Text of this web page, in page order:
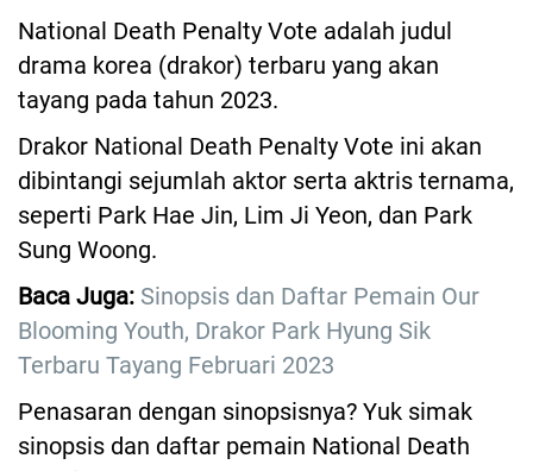
National Death Penalty Vote adalah judul
drama korea (drakor) terbaru yang akan
tayang pada tahun 2023.
Drakor National Death Penalty Vote ini akan
dibintangi sejumlah aktor serta aktris ternama,
seperti Park Hae Jin, Lim Ji Yeon, dan Park
Sung Woong.
Baca Juga: Sinopsis dan Daftar Pemain Our
Blooming Youth, Drakor Park Hyung Sik
Terbaru Tayang Februari 2023
Penasaran dengan sinopsisnya? Yuk simak
sinopsis dan daftar pemain National Death